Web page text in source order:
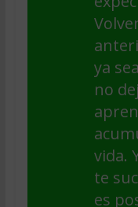
ya
no
vida.
te
es